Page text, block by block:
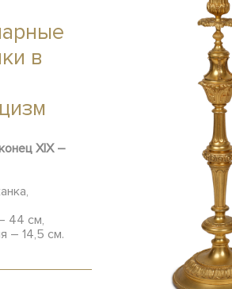
в
XIX –
44 см,
– 14,5 см.